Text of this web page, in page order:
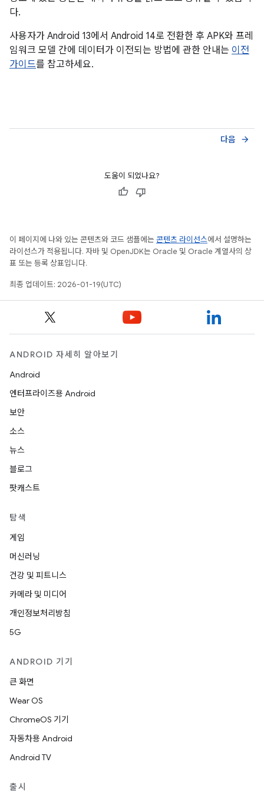
다.
사용자가 Android 13에서 Android 14로 전환한 후 APK와 프레
임워크 모델 간에 데이터가 이전되는 방법에 관한 안내는 이전
가이드를 참고하세요.
다음 arrow_forward
도움이 되었나요?
이 페이지에 나와 있는 콘텐츠와 코드 샘플에는 콘텐츠 라이선스에서 설명하는
라이선스가 적용됩니다. 자바 및 OpenJDK는 Oracle 및 Oracle 계열사의 상
표 또는 등록 상표입니다.
최종 업데이트: 2026-01-19(UTC)
ANDROID 자세히 알아보기
Android
엔터프라이즈용 Android
보안
소스
뉴스
블로그
팟캐스트
탐색
게임
머신러닝
건강 및 피트니스
카메라 및 미디어
개인정보처리방침
5G
ANDROID 기기
큰 화면
Wear OS
ChromeOS 기기
자동차용 Android
Android TV
출시